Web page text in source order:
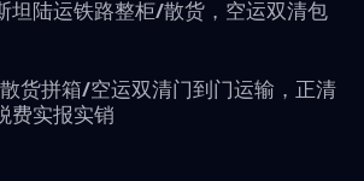
坦陆运铁路整柜/散货，空运双清包
货拼箱/空运双清门到门运输，正清
费实报实销